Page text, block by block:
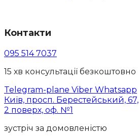
Контакти
095 514 7037
15 хв консультації безкоштовно
Telegram-plane Viber Whatsapp
Київ, просп. Берестейський, 67,
2 поверх, оф. №1
зустріч за домовленістю